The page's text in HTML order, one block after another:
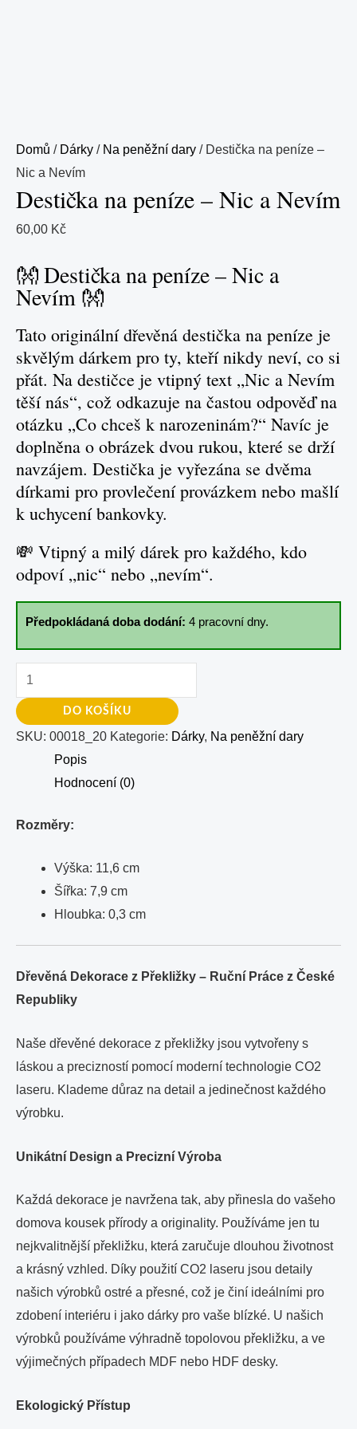
Domů / Dárky / Na peněžní dary / Destička na peníze –
Nic a Nevím
Destička na peníze – Nic a Nevím
60,00 Kč
👐 Destička na peníze – Nic a
Nevím 👐
Tato originální dřevěná destička na peníze je
skvělým dárkem pro ty, kteří nikdy neví, co si
přát. Na destičce je vtipný text „Nic a Nevím
těší nás“, což odkazuje na častou odpověď na
otázku „Co chceš k narozeninám?“ Navíc je
doplněna o obrázek dvou rukou, které se drží
navzájem. Destička je vyřezána se dvěma
dírkami pro provlečení provázkem nebo mašlí
k uchycení bankovky.
💸 Vtipný a milý dárek pro každého, kdo
odpoví „nic“ nebo „nevím“.
Předpokládaná doba dodání: 4 pracovní dny.
DO KOŠÍKU
SKU: 00018_20 Kategorie: Dárky, Na peněžní dary
Popis
Hodnocení (0)
Rozměry:
Výška: 11,6 cm
Šířka: 7,9 cm
Hloubka: 0,3 cm
Dřevěná Dekorace z Překližky – Ruční Práce z České
Republiky
Naše dřevěné dekorace z překližky jsou vytvořeny s
láskou a precizností pomocí moderní technologie CO2
laseru. Klademe důraz na detail a jedinečnost každého
výrobku.
Unikátní Design a Precizní Výroba
Každá dekorace je navržena tak, aby přinesla do vašeho
domova kousek přírody a originality. Používáme jen tu
nejkvalitnější překližku, která zaručuje dlouhou životnost
a krásný vzhled. Díky použití CO2 laseru jsou detaily
našich výrobků ostré a přesné, což je činí ideálními pro
zdobení interiéru i jako dárky pro vaše blízké. U našich
výrobků používáme výhradně topolovou překližku, a ve
výjimečných případech MDF nebo HDF desky.
Ekologický Přístup